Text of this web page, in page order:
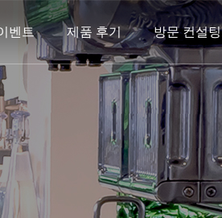
벤트 제품 후기 방문 컨설팅